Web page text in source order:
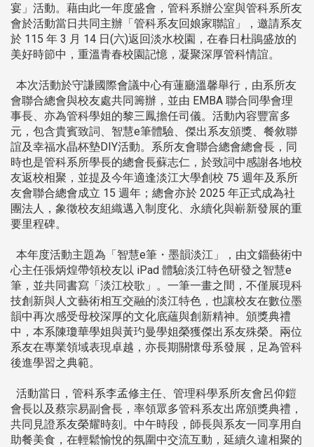
宴」活動。藉由此一年度盛會，管科系辦公室與管科系所友
會於活動當日共同主辦「管科系友回娘家聯誼」，邀請系友
於 115 年 3 月 14 日(六)返回淡水校園，在春日杜鵑盛放的
美好時節中，重溫青春校園記憶，凝聚深厚管科情誼。
本次活動於守謙國際會議中心有蓮廳溫馨舉行，由系所友
會聯合總會與校友處共同籌辦，並由 EMBA 聯合同學會理
事長、亦為管科學姐的黎三鳳擔任司儀。活動內容豐富多
元，包含貴賓致詞、智慧e筆體驗、傑出系友頒獎、餐敘聯
誼及幸福水晶杯墊DIY活動。系所友會聯合總會總會長，同
時也是管科系所學長的總會長蘇志仁，於致詞中感謝各地校
友返校相聚，並提及今年適逢淡江大學創校 75 週年及系所
友會聯合總會成立 15 週年；總會亦於 2025 年正式成為社
團法人，象徵校友組織邁入制度化、永續化與嶄新發展的重
要里程碑。
本年度活動主題為「智慧e筆・墨韻淡江」，由文錙藝術中
心主任張炳煌帶領校友以 iPad 體驗淡江特色研發之智慧e
筆，並共同書寫「淡江校歌」。一筆一畫之間，不僅展現科
技創新與人文藝術相互交融的淡江特色，也讓校友在數位墨
韻中再次感受母校深厚的文化底蘊與創新精神。頒獎典禮
中，本系陳瓊華學姐與黃玓曼學姐榮獲傑出系友殊榮。兩位
系友在專業領域表現卓越，亦長期關懷母系發展，足為管科
後進學習之典範。
活動當日，管科系李孟修主任、管理科學系所友會呂仰鎧
會長以及蔡宗易副會長，率領眾多管科系友出席頒獎典禮，
共同見證系友榮耀時刻。中午時段，師長與系友一同享用自
助餐美食，在輕鬆愉悅的氛圍中交流互動，延續久違相聚的